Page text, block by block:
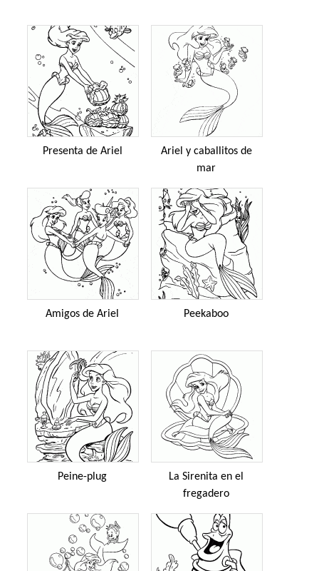
Presenta de Ariel
Ariel y caballitos de
mar
Amigos de Ariel Peekaboo
Peine-plug
La Sirenita en el
fregadero